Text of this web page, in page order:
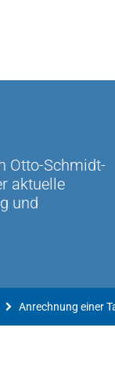
Otto-Schmidt-
aktuelle
und
Anrechnung einer